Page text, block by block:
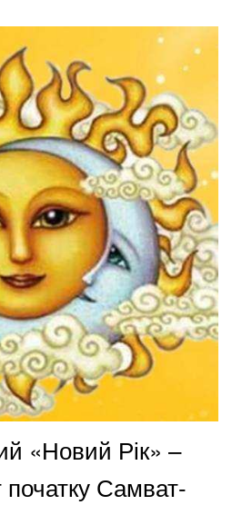
«Новий Рік» –
Самват-